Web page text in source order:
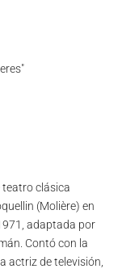
teatro clásica
(Molière) en
adaptada por
Contó con la
actriz de televisión,